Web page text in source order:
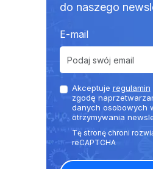
do naszego
E-mail
Akceptuje regulamin
zgodę
danych osobowych
otrzymywania